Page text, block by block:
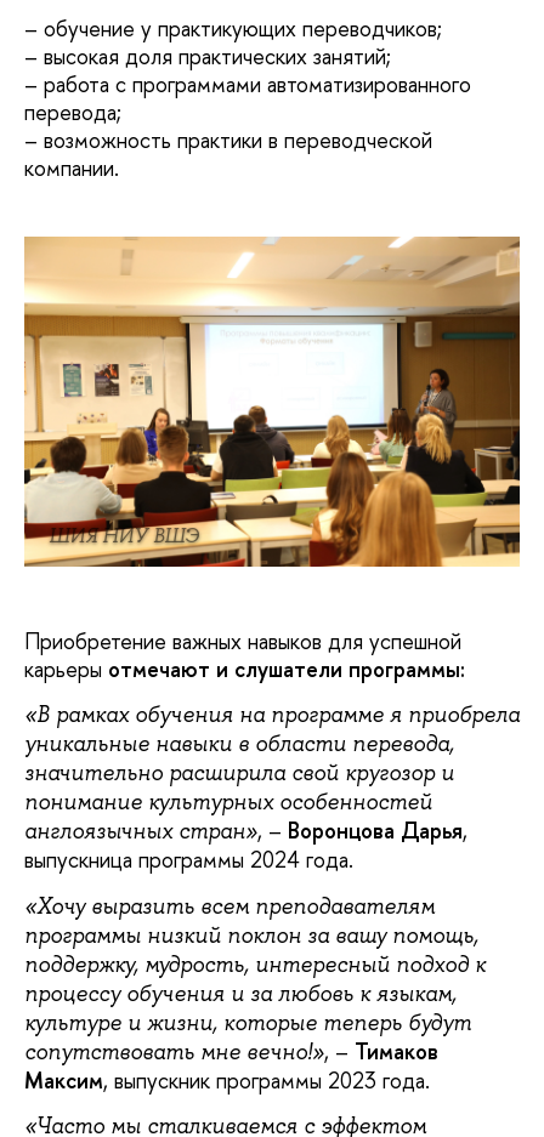
– обучение у практикующих переводчиков;
– высокая доля практических занятий;
– работа с программами автоматизированного
перевода;
– возможность практики в переводческой
компании.
ШИЯ НИУ ВШЭ
Приобретение важных навыков для успешной
карьеры отмечают и слушатели программы:
«В рамках обучения на программе я приобрела
уникальные навыки в области перевода,
значительно расширила свой кругозор и
понимание культурных особенностей
англоязычных стран», – Воронцова Дарья,
выпускница программы 2024 года.
«Хочу выразить всем преподавателям
программы низкий поклон за вашу помощь,
поддержку, мудрость, интересный подход к
процессу обучения и за любовь к языкам,
культуре и жизни, которые теперь будут
сопутствовать мне вечно!», – Тимаков
Максим, выпускник программы 2023 года.
«Часто мы сталкиваемся с эффектом